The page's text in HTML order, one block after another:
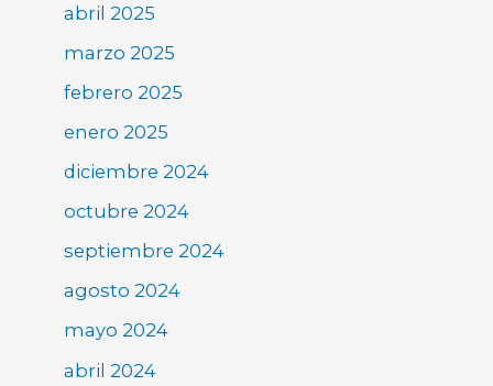
abril 2025
marzo 2025
febrero 2025
enero 2025
diciembre 2024
octubre 2024
septiembre 2024
agosto 2024
mayo 2024
abril 2024